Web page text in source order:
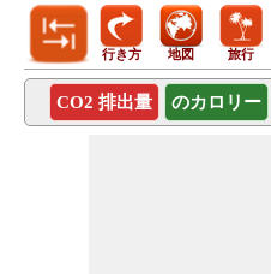
行き方 地図 旅行
CO2 排出量 のカロリー